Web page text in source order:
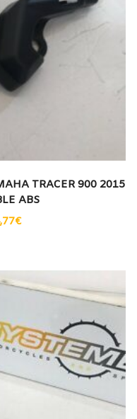
TRACER 900 2015
ABS
€